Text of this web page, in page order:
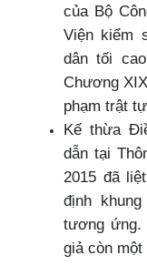
của Bộ
Viện kiểm
dân tối
Chương
phạm trật
Kế thừa
dẫn tại
2015 đã
định
tương ứng.
giả còn